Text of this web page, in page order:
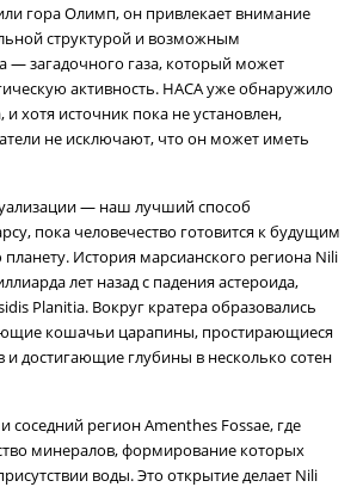
гора Олимп, он привлекает внимание
структурой и возможным
— загадочного газа, который может
активность. НАСА уже обнаружило
и хотя источник пока не установлен,
не исключают, что он может иметь
— наш лучший способ
пока человечество готовится к будущим
История марсианского региона Nili
лет назад с падения астероида,
Planitia. Вокруг кратера образовались
кошачьи царапины, простирающиеся
и достигающие глубины в несколько сотен
соседний регион Amenthes Fossae, где
минералов, формирование которых
воды. Это открытие делает Nili